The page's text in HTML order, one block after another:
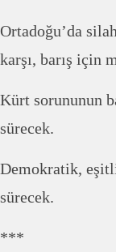
Ortadoğu’da
karşı, barış için
Kürt sorununun
sürecek.
Demokratik,
sürecek.
***